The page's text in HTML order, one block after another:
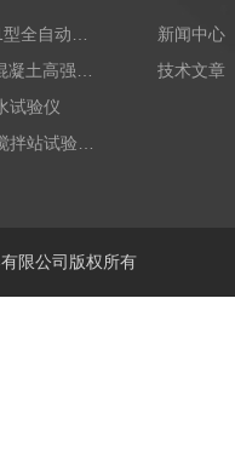
试验仪
新闻中心
技术文章
限公司版权所有